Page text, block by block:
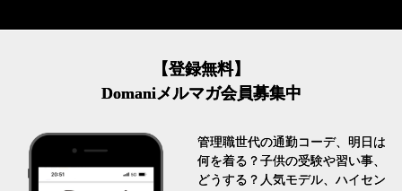
【登録無料】
Domaniメルマガ会員募集中
管理職世代の通勤コーデ、明日は
何を着る？子供の受験や習い事、
どうする？人気モデル、ハイセン